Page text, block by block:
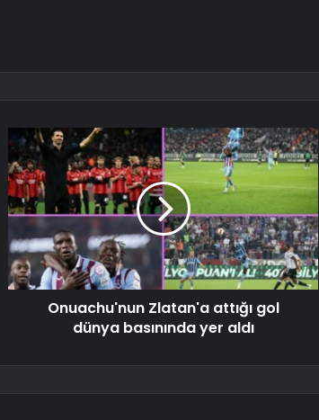
Onuachu'nun Zlatan'a attığı gol
dünya basınında yer aldı